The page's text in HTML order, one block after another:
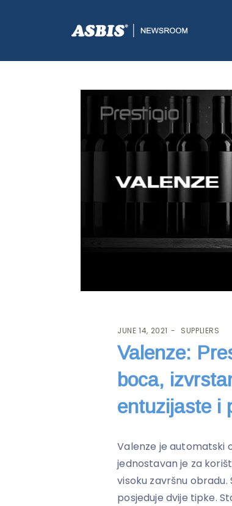
ASBIS.BA>SUPPLIERS> VALENZE:
JUNE 14, 2021 SUPPLIERS
Valenze:
boca,
entuzijaste i
Valenze je automatski
jednostavan je za
visoku završnu
posjeduje dvije tipke.